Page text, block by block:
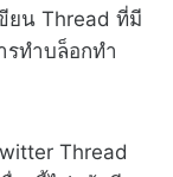
ยน Thread ที่มี
ทำบล็อกทำ
Thread